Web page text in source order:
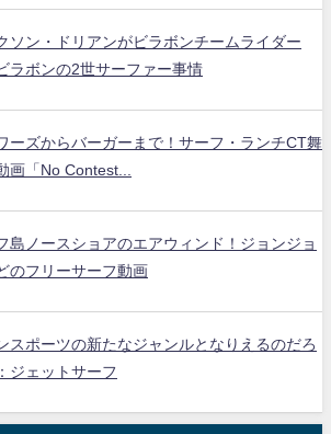
ソン・ドリアンがビラボンチームライダー
ラボンの2世サーファー事情
ーズからバーガーまで！サーフ・ランチCT舞
画「No Contest...
島ノースショアのエアウィンド！ジョンジョ
のフリーサーフ動画
スポーツの新たなジャンルとなりえるのだろ
ジェットサーフ